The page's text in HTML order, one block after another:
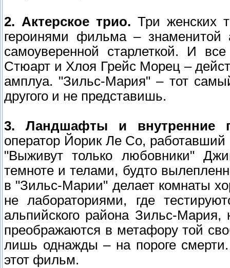
2. Актерское трио. Три женских
героинями фильма – знаменитой
самоуверенной старлеткой. И
Стюарт и Хлоя Грейс Морец –
амплуа. "Зильс-Мария" – тот
другого и не представишь.
3. Ландшафты и внутренние
оператор Йорик Ле Со,
"Выживут только любовники"
темноте и телами, будто
в "Зильс-Марии" делает комнаты
не лабораториями, где
альпийского района Зильс-Мария,
преображаются в метафору той
лишь однажды – на пороге
этот фильм.